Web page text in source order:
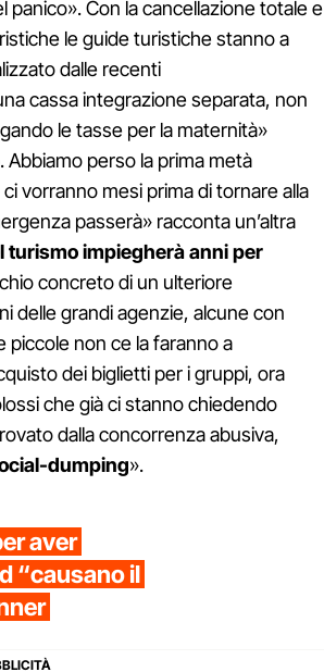
Con la cancellazione totale e
le guide turistiche stanno a
dalle recenti
cassa integrazione separata, non
le tasse per la maternità»
Abbiamo perso la prima metà
ci vorranno mesi prima di tornare alla
passerà» racconta un’altra
turismo impiegherà anni per
concreto di un ulteriore
delle grandi agenzie, alcune con
piccole non ce la faranno a
dei biglietti per i gruppi, ora
che già ci stanno chiedendo
dalla concorrenza abusiva,
dumping».
aver
“causano il